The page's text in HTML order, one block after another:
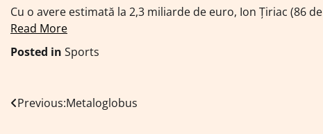
Cu o avere estimată la 2,3 miliarde de euro, Ion Țiriac (86
Read More
Posted in Sports
Navigare
Previous:Metaloglobus